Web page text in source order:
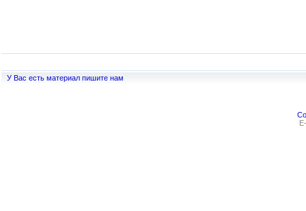
У Вас есть материал пишите нам